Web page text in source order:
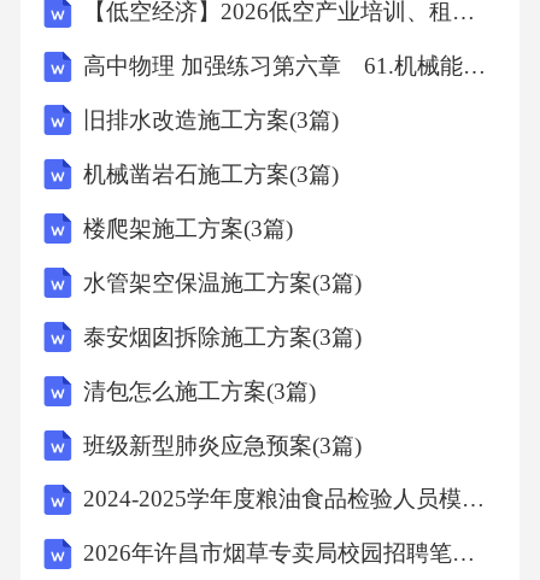
担保属于合理请求，甲不能以合同自由为由拒
绝。B项错误，合同自由并非绝对；C项需协商
但乙有权要求；D项反担保适用于甲要求乙提供
担保的情形。故选A。11．在流感高发季节，疾
手、戴口罩，并接种流感疫苗。这些措施属于
疾病预防中的哪种策略？()A、控制传染源B、
切断传播途径C、保护易感人群D、清除病原体
答案：B解析：疾病预防策略包括控制传染源、
切断传播途径、保护易感人群。题干中，勤洗
手、戴口罩旨在减少病毒传播机会，属于切断
传播途径。A项控制传染源指隔离患者或消灭病
【低空经济】2026低空产业培训、租赁、投资、服务一体化方案
高中物理 加强练习第六章 61.机械能守恒定律(B)
旧排水改造施工方案(3篇)
机械凿岩石施工方案(3篇)
楼爬架施工方案(3篇)
水管架空保温施工方案(3篇)
泰安烟囱拆除施工方案(3篇)
清包怎么施工方案(3篇)
班级新型肺炎应急预案(3篇)
2024-2025学年度粮油食品检验人员模拟题库及参考答案详解【模拟题】
2026年许昌市烟草专卖局校园招聘笔试模拟试题及答案解析